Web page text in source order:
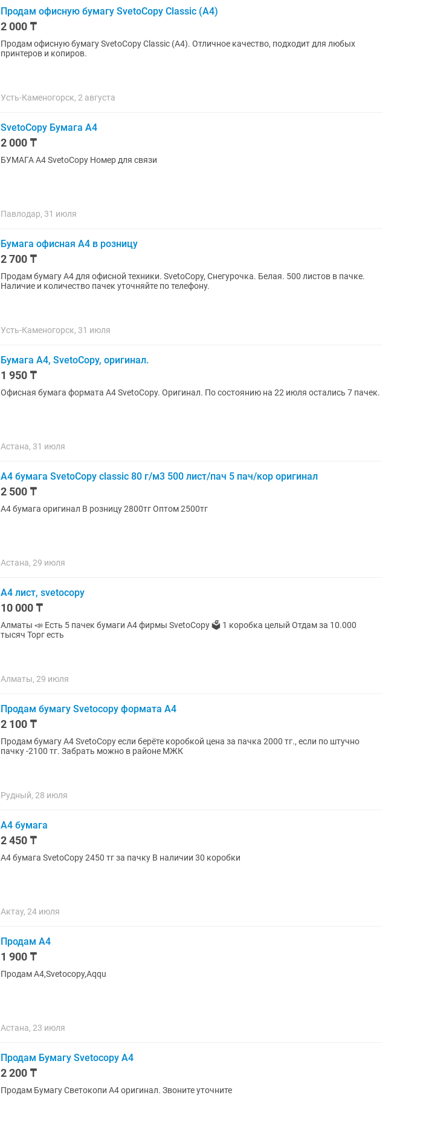
Продам офисную бумагу SvetoCopy Classic (А4)
2 000 ₸
Продам офисную бумагу SvetoCopy Classic (А4). Отличное качество, подходит для любых
принтеров и копиров.
Усть-Каменогорск, 2 августа
SvetoCopy Бумага А4
2 000 ₸
БУМАГА А4 SvetoCopy Номер для связи
Павлодар, 31 июля
Бумага офисная А4 в розницу
2 700 ₸
Продам бумагу А4 для офисной техники. SvetoCopy, Снегурочка. Белая. 500 листов в пачке.
Наличие и количество пачек уточняйте по телефону.
Усть-Каменогорск, 31 июля
Бумага А4, SvetoCopy, оригинал.
1 950 ₸
Офисная бумага формата А4 SvetoCopy. Оригинал. По состоянию на 22 июля остались 7 пачек.
Астана, 31 июля
А4 бумага SvetoCopy classic 80 г/м3 500 лист/пач 5 пач/кор оригинал
2 500 ₸
А4 бумага оригинал В розницу 2800тг Оптом 2500тг
Астана, 29 июля
A4 лист, svetocopy
10 000 ₸
Алматы 📣 Есть 5 пачек бумаги А4 фирмы SvetoCopy 🗳️ 1 коробка целый Отдам за 10.000
тысяч Торг есть
Алматы, 29 июля
Продам бумагу Svetocopy формата А4
2 100 ₸
Продам бумагу А4 SvetoCopy если берёте коробкой цена за пачка 2000 тг., если по штучно
пачку -2100 тг. Забрать можно в районе МЖК
Рудный, 28 июля
А4 бумага
2 450 ₸
А4 бумага SvetoCopy 2450 тг за пачку В наличии 30 коробки
Актау, 24 июля
Продам А4
1 900 ₸
Продам А4,Svetocopy,Aqqu
Астана, 23 июля
Продам Бумагу Svetocopy А4
2 200 ₸
Продам Бумагу Светокопи А4 оригинал. Звоните уточните